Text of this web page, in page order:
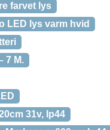
farvet lys
LED lys varm hvid
7 M.
31v, Ip44